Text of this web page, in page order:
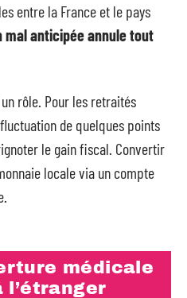
entre la France et le pays
mal anticipée annule tout
rôle. Pour les retraités
de quelques points
le gain fiscal. Convertir
locale via un compte
médicale